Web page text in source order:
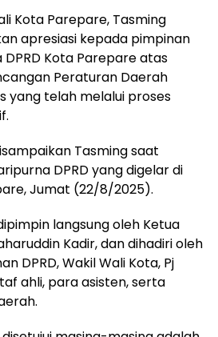
Kota Parepare, Tasming
apresiasi kepada pimpinan
Kota Parepare atas
Peraturan Daerah
yang telah melalui proses
Tasming saat
DPRD yang digelar di
Jumat (22/8/2025).
langsung oleh Ketua
Kadir, dan dihadiri oleh
DPRD, Wakil Wali Kota, Pj
ahli, para asisten, serta